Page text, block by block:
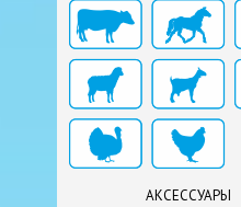
АКСЕССУАРЫ